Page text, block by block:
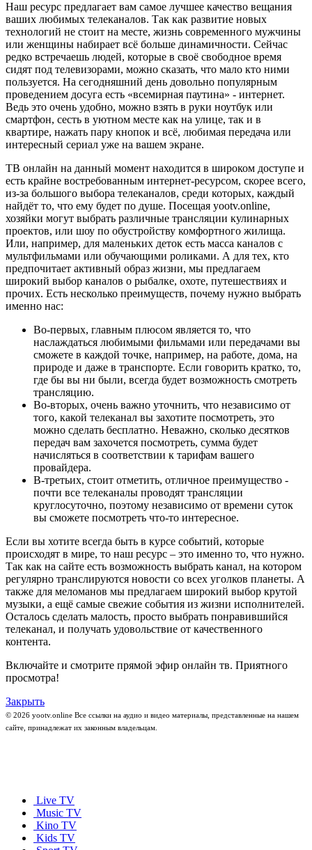
Наш ресурс предлагает вам самое лучшее качество вещания
ваших любимых телеканалов. Так как развитие новых
технологий не стоит на месте, жизнь современного мужчины
или женщины набирает всё больше динамичности. Сейчас
редко встречаешь людей, которые в своё свободное время
сидят под телевизорами, можно сказать, что мало кто ними
пользуется. На сегодняшний день довольно популярным
проведением досуга есть «всемирная паутина» - интернет.
Ведь это очень удобно, можно взять в руки ноутбук или
смартфон, сесть в уютном месте как на улице, так и в
квартире, нажать пару кнопок и всё, любимая передача или
интересный сериал уже на вашем экране.
ТВ онлайн на данный момент находится в широком доступе и
есть крайне востребованным интернет-ресурсом, скорее всего,
из-за большого выбора телеканалов, среди которых, каждый
найдёт то, что ему будет по душе. Посещая yootv.online,
хозяйки могут выбрать различные трансляции кулинарных
проектов, или шоу по обустройству комфортного жилища.
Или, например, для маленьких деток есть масса каналов с
мультфильмами или обучающими роликами. А для тех, кто
предпочитает активный образ жизни, мы предлагаем
широкий выбор каналов о рыбалке, охоте, путешествиях и
прочих. Есть несколько преимуществ, почему нужно выбрать
именно нас:
Во-первых, главным плюсом является то, что
наслаждаться любимыми фильмами или передачами вы
сможете в каждой точке, например, на работе, дома, на
природе и даже в транспорте. Если говорить кратко, то,
где бы вы ни были, всегда будет возможность смотреть
трансляцию.
Во-вторых, очень важно уточнить, что независимо от
того, какой телеканал вы захотите посмотреть, это
можно сделать бесплатно. Неважно, сколько десятков
передач вам захочется посмотреть, сумма будет
начисляться в соответствии к тарифам вашего
провайдера.
В-третьих, стоит отметить, отличное преимущество -
почти все телеканалы проводят трансляции
круглосуточно, поэтому независимо от времени суток
вы сможете посмотреть что-то интересное.
Если вы хотите всегда быть в курсе событий, которые
происходят в мире, то наш ресурс – это именно то, что нужно.
Так как на сайте есть возможность выбрать канал, на котором
регулярно транслируются новости со всех уголков планеты. А
также для меломанов мы предлагаем широкий выбор крутой
музыки, а ещё самые свежие события из жизни исполнителей.
Осталось сделать малость, просто выбрать понравившийся
телеканал, и получать удовольствие от качественного
контента.
Включайте и смотрите прямой эфир онлайн тв. Приятного
просмотра!
Закрыть
© 2026 yootv.online Все ссылки на аудио и видео материалы, представленные на нашем
сайте, принадлежат их законным владельцам.
Live TV
Music TV
Kino TV
Kids TV